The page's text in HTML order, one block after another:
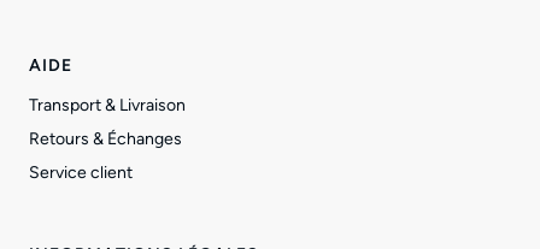
AIDE
Transport & Livraison
Retours & Échanges
Service client